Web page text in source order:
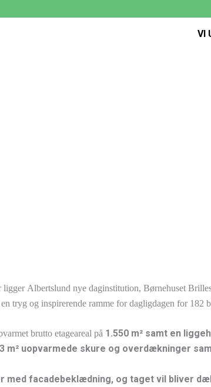
VI
Albertslund nye daginstitution, Børnehuset
tryg og inspirerende ramme for dagligdagen for
brutto etageareal på 1.550 m² samt en
m² uopvarmede skure og overdækninger
med facadebeklædning, og taget vil bliver